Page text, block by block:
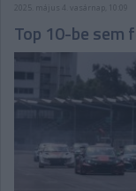
2025. május 4. vasárnap, 10:09
Top 10-be sem